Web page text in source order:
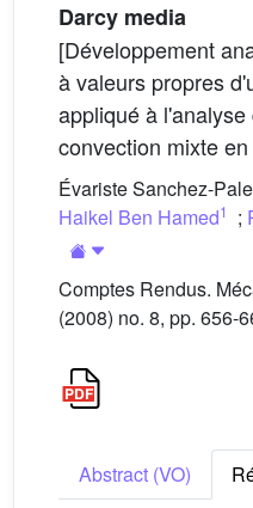
Darcy media
[Développement
à valeurs propres
appliqué à
convection mixte
Évariste Sanchez-
Haikel Ben Hamed1 ;
Comptes Rendus.
(2008) no. 8, pp. 656-
Abstract (VO)